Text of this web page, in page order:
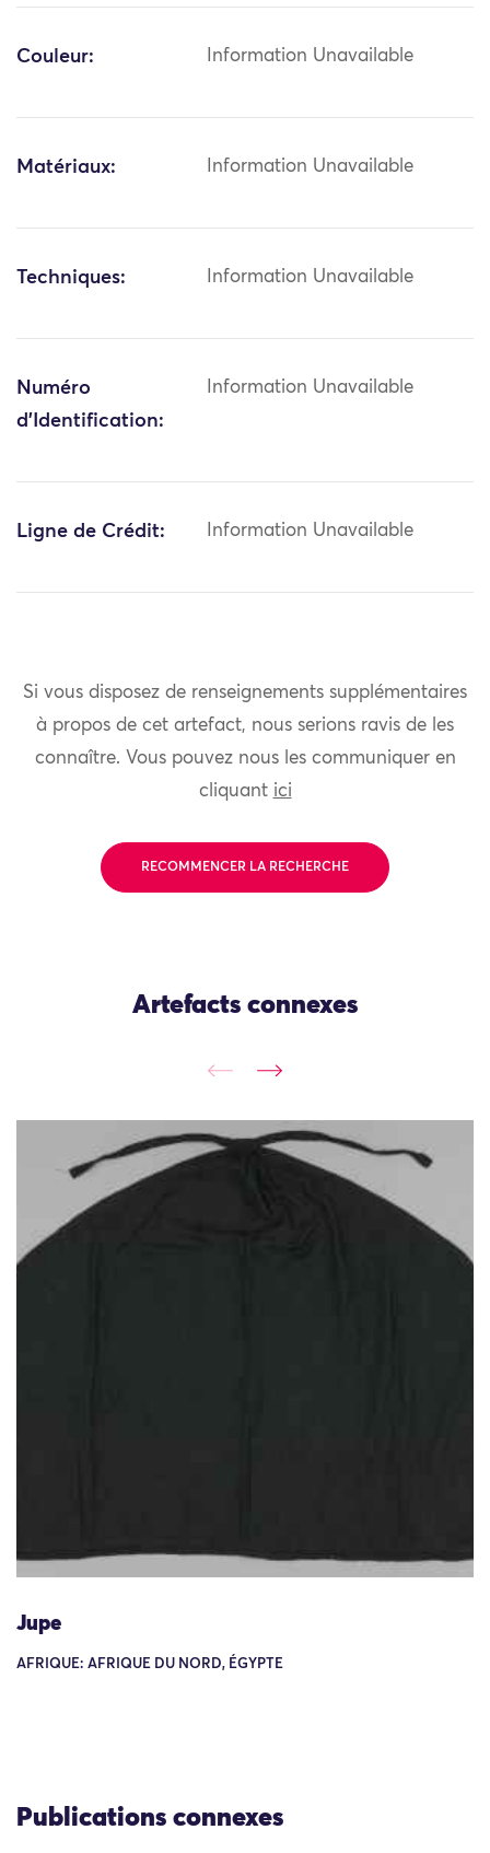
Couleur: Information Unavailable
Matériaux: Information Unavailable
Techniques: Information Unavailable
Numéro
d'Identification:
Information Unavailable
Ligne de Crédit: Information Unavailable
Si vous disposez de renseignements supplémentaires
à propos de cet artefact, nous serions ravis de les
connaître. Vous pouvez nous les communiquer en
cliquant ici
RECOMMENCER LA RECHERCHE
Artefacts connexes
Jupe
AFRIQUE: AFRIQUE DU NORD, ÉGYPTE
Publications connexes